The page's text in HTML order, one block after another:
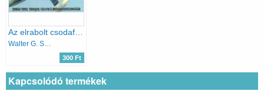
Walter G. Scott
300 Ft
Kapcsolódó termékek